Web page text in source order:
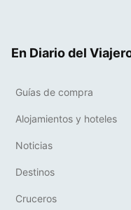
En Diario del
Guías de compra
Alojamientos y hoteles
Noticias
Destinos
Cruceros